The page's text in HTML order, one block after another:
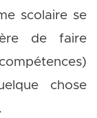
scolaire se
de faire
chose